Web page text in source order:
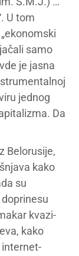
U tom
samo
je jasna
jednog
Da
Belorusije,
kako
su
kvazi-
kako
internet-